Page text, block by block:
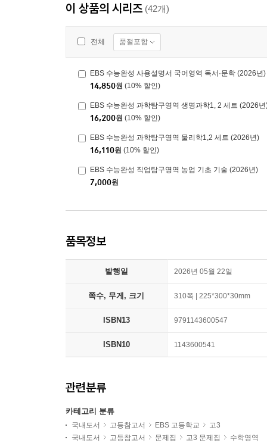
이 상품의 시리즈 (42개)
전체 품절포함
EBS 수능완성 사용설명서 국어영역 독서·문학 (2026년)
14,850원 (10% 할인)
EBS 수능완성 과학탐구영역 생명과학1, 2 세트 (2026년
16,200원 (10% 할인)
EBS 수능완성 과학탐구영역 물리학1,2 세트 (2026년)
16,110원 (10% 할인)
EBS 수능완성 직업탐구영역 농업 기초 기술 (2026년)
7,000원
품목정보
발행일 2026년 05월 22일
쪽수, 무게, 크기 310쪽 | 225*300*30mm
ISBN13 9791143600547
ISBN10 1143600541
관련분류
카테고리 분류
국내도서 고등참고서 EBS 고등학교
고3
국내도서
고등참고서 문제집 고3 문제집 수학영역